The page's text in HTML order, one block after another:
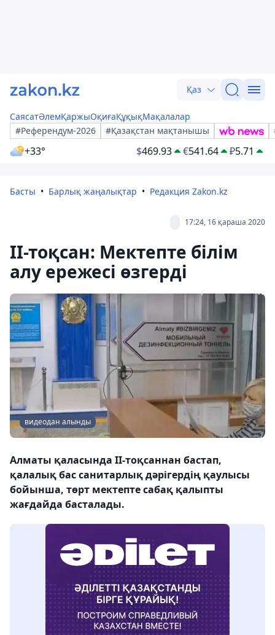
Қаз
СаясатӘлемҚаржыОқиғаҚұқықМақалалар
#Референдум-2026
#Қазақстан мақтанышы
+33° $469.93 €541.64 ₽5.71
Басты Барлық жаңалықтар Редакция Zakon.kz
17:24, 16 қараша 2020
ІІ-тоқсан: Мектепте білім
алу ережесі өзгерді
видеодан алынды
Алматы қаласында ІІ-тоқсаннан бастап,
қалалық бас санитарлық дәрігердің қаулысы
бойынша, төрт мектепте сабақ қалыпты
жағдайда басталады.